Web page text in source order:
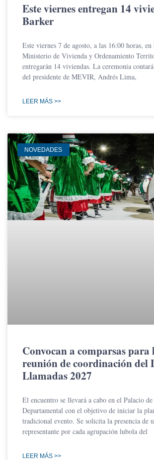
Este viernes entregan 14
Barker
Este viernes 7 de agosto, a las 16:00 horas,
Ministerio de Vivienda y Ordenamiento
entregarán 14 viviendas. La ceremonia
del presidente de MEVIR, Andrés Lima,
LEER MÁS >>
NOVEDADES
Convocan a comparsas
reunión de coordinación del
Llamadas 2027
El encuentro se llevará a cabo en el Palacio
Departamental con el objetivo de iniciar la
tradicional evento. Se solicita la presencia de
representante por cada agrupación lubola del
LEER MÁS >>